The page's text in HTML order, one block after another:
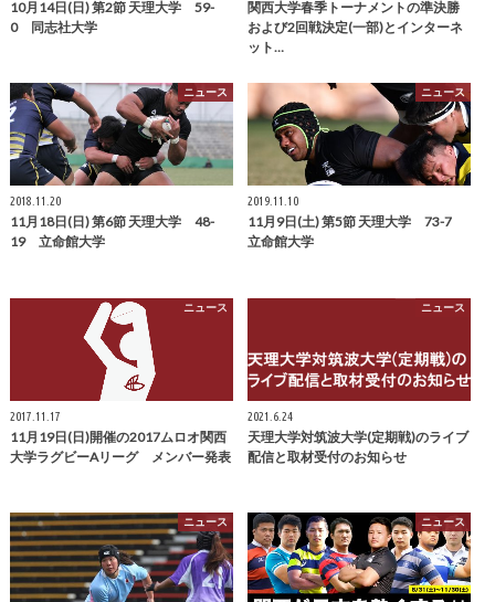
10月14日(日) 第2節 天理大学 59-
0 同志社大学
関西大学春季トーナメントの準決勝
および2回戦決定(一部)とインターネ
ット…
ニュース
2018.11.20
11月18日(日) 第6節 天理大学 48-
19 立命館大学
ニュース
2019.11.10
11月9日(土) 第5節 天理大学 73-7
立命館大学
ニュース
2017.11.17
11月19日(日)開催の2017ムロオ関西
大学ラグビーAリーグ メンバー発表
ニュース
2021.6.24
天理大学対筑波大学(定期戦)のライブ
配信と取材受付のお知らせ
ニュース ニュース